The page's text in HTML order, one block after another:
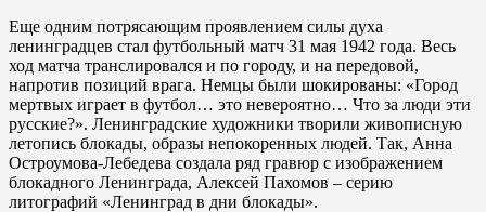
Еще одним потрясающим проявлением силы духа
ленинградцев стал футбольный матч 31 мая 1942 года. Весь
ход матча транслировался и по городу, и на передовой,
напротив позиций врага. Немцы были шокированы: «Город
мертвых играет в футбол… это невероятно… Что за люди эти
русские?». Ленинградские художники творили живописную
летопись блокады, образы непокоренных людей. Так, Анна
Остроумова-Лебедева создала ряд гравюр с изображением
блокадного Ленинграда, Алексей Пахомов – серию
литографий «Ленинград в дни блокады».